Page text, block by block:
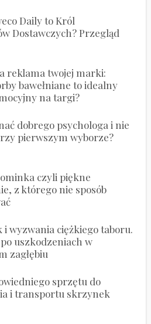
Daily to Król
Dostawczych? Przegląd
reklama twojej marki:
bawełniane to idealny
na targi?
dobrego psychologa i nie
pierwszym wyborze?
czyli piękne
z którego nie sposób
i wyzwania ciężkiego taboru.
uszkodzeniach w
zagłębiu
sprzętu do
i transportu skrzynek